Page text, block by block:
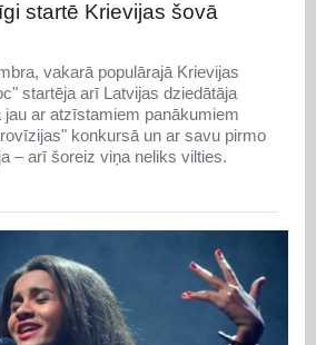
startē Krievijas šovā
vakarā populārajā Krievijas
startēja arī Latvijas dziedātāja
ar atzīstamiem panākumiem
konkursā un ar savu pirmo
– arī šoreiz viņa neliks vilties.